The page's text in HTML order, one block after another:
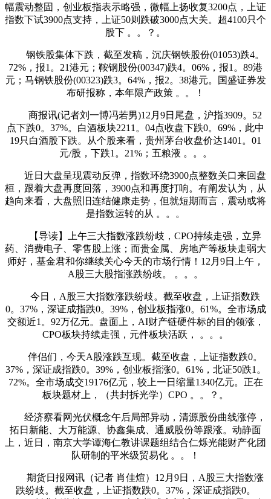
幅震动整固，创业板指表示略强，微幅上扬收复3200点，上证
指数下试3900点支持，上证50则跌破3000点大关。超4100只个
股下 。。？。
钢铁股集体下跌，截至发稿，沉庆钢铁股份(01053)跌4。
72%，报1。21港元；鞍钢股份(00347)跌4。06%，报1。89港
元；马钢铁股份(00323)跌3。64%，报2。38港元。国盛证券发
布研报称，本年限产政策 。。！
商报讯(记者刘一博冯若男)12月9日尾盘，沪指3909。52
点下跌0。37%。白酒板块2211。04点收盘下跌0。69%，此中
19只白酒股下跌。从个股来看，贵州茅台收盘价达1401。01
元/股，下跌1。21%；五粮液 。。。
近日大盘呈现震动反弹，指数环绕3900点整数关口来回盘
桓，跟着大盘再度回落，3900点和再度打响。有阐发认为，从
趋向来看，大盘照旧连结健康走势，但就短期而言，震动或将
是指数运转的从 。。。
【导读】上午三大指数涨跌纷歧，CPO持续走强，立异
药、消费电子、零售股上涨；而贵金属、房地产等板块走弱大
师好，基金君和你继续关心今天的市场行情！12月9日上午，
A股三大股指涨跌纷歧。 。。。
今日，A股三大指数涨跌纷歧。截至收盘，上证指数跌
0。37%，深证成指跌0。39%，创业板指涨0。61%。全市场成
交额近1。92万亿元。盘面上，AI财产链硬件标的目的领涨，
CPO板块持续走强，元件板块活跃， 。。。
伴侣们，今天A股涨跌互现。截至收盘，上证指数跌0。
37%，深证成指跌0。39%，创业板指涨0。61%，北证50跌1。
72%。全市场成交19176亿元，较上一日缩量1340亿元。正在
板块题材上，（共封拆光学）CPO 。。？。
经济察看网光伏概念午后局部异动，清源股份曲线涨停，
拓日新能、大万能源、协鑫集成、通威股份等跟涨。动静面
上，近日，南京大学谭海仁教讲课题组结合仁烁光能财产化团
队研制的平米级贸易化 。。！
期货日报网讯（记者 肖佳煊）12月9日，A股三大指数涨
跌纷歧。截至收盘，上证指数跌0。37%，深证成指跌0。